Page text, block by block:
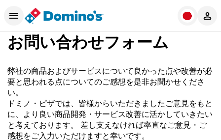
お問い合わせフォーム
弊社の商品およびサービスについて良かった点や改善が必
要と思われる点についてのご感想を是非お聞かせくださ
い。
ドミノ・ピザでは、皆様からいただきましたご意見をもと
に、より良い商品開発・サービス改善に活かしていきたい
と考えております。 差し支えなければ率直なご意見・ご
感想をご入力いただけますと幸いです。